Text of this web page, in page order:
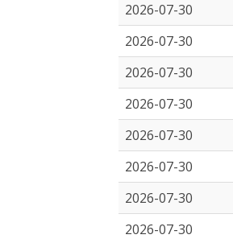
2026-07-30
2026-07-30
2026-07-30
2026-07-30
2026-07-30
2026-07-30
2026-07-30
2026-07-30